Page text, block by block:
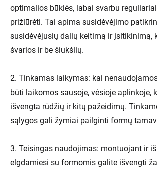
optimalios būklės, labai svarbu
prižiūrėti. Tai apima susidėvėjimo
susidėvėjusių dalių keitimą ir įsitikinimą,
švarios ir be šiukšlių.
2. Tinkamas laikymas: kai
būti laikomos sausoje, vėsioje aplinkoje,
išvengta rūdžių ir kitų pažeidimų.
sąlygos gali žymiai pailginti formų
3. Teisingas naudojimas: montuojant ir
elgdamiesi su formomis galite išvengti